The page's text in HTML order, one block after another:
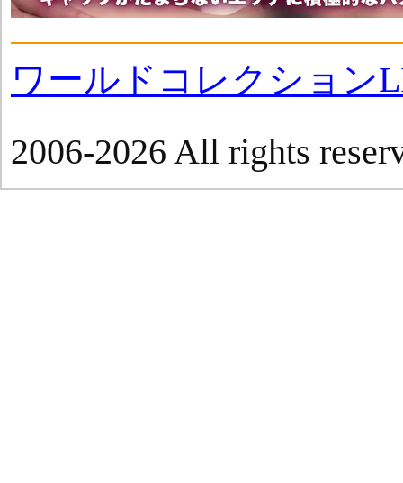
ワールドコレクション
2006-2026 All rights